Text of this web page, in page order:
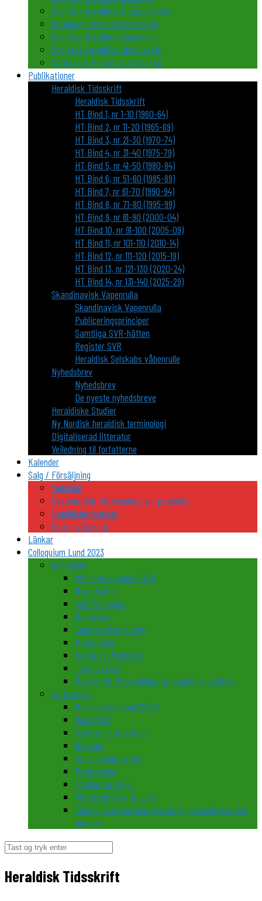
Societas Heraldica Nidarosiensis
Göteborgs heraldiska sällskap
Societas Heraldica Lundensis
Societas Heraldica Upsaliensis
Värmlands Heraldiska Sällskap
Publikationer
Heraldisk Tidsskrift
Heraldisk Tidsskrift
HT Bind 1, nr 1-10 (1960-64)
HT Bind 2, nr 11-20 (1965-69)
HT Bind 3, nr 21-30 (1970-74)
HT Bind 4, nr 31-40 (1975-79)
HT Bind 5, nr 41-50 (1980-84)
HT Bind 6, nr 51-60 (1985-89)
HT Bind 7, nr 61-70 (1990-94)
HT Bind 8, nr 71-80 (1995-99)
HT Bind 9, nr 81-90 (2000-04)
HT Bind 10, nr 91-100 (2005-09)
HT Bind 11, nr 101-110 (2010-14)
HT Bind 12, nr 111-120 (2015-19)
HT Bind 13, nr 121-130 (2020-24)
HT Bind 14, nr 131-140 (2025-29)
Skandinavisk Vapenrulla
Skandinavisk Vapenrulla
Publiceringsprinciper
Samtliga SVR-häften
Register SVR
Heraldisk Selskabs våbenrulle
Nyhedsbrev
Nyhedsbrev
De nyeste nyhedsbreve
Heraldiske Studier
Ny Nordisk heraldisk terminologi
Digitaliserad litteratur
Veiledning til forfatterne
Kalender
Salg / Försäljning
Webshop
Systematisk förteckning över produkter
Handelsbetingelser
Kurv / Varukorg
Länkar
Colloquium Lund 2023
In English
Welcome to Lund 2023!
Registration
Call for papers
Bursaries
Comparative survey
Programme
Hands-on Workshop
Tours in Lund
Papers for Proceedings, guidance for authors
En français
Bienvenue à Lund 2023!
Inscription
Appel à contributions
Bourses
Etude comparative
Programme
L’atelier pratique
Visites guidées à Lund
Communications pour les Actes, conseils pour les
auteurs
Søg
Heraldisk Tidsskrift